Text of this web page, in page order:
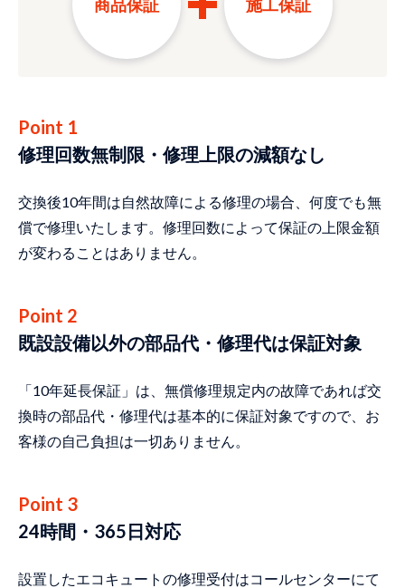
商品保証 施工保証
Point 1
修理回数無制限・修理上限の減額なし
交換後10年間は自然故障による修理の場合、何度でも無
償で修理いたします。修理回数によって保証の上限金額
が変わることはありません。
Point 2
既設設備以外の部品代・修理代は保証対象
「10年延長保証」は、無償修理規定内の故障であれば交
換時の部品代・修理代は基本的に保証対象ですので、お
客様の自己負担は一切ありません。
Point 3
24時間・365日対応
設置したエコキュートの修理受付はコールセンターにて